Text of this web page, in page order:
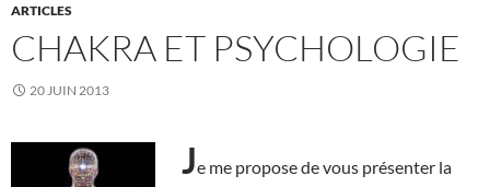
ARTICLES
CHAKRA ET PSYCHOLOGIE
20 JUIN 2013
Je me propose de vous présenter la